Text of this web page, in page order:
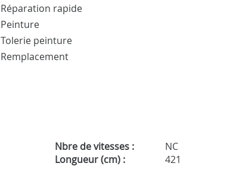
Réparation rapide
Peinture
Tolerie peinture
Remplacement
Nbre de vitesses :
NC
Longueur (cm) :
421